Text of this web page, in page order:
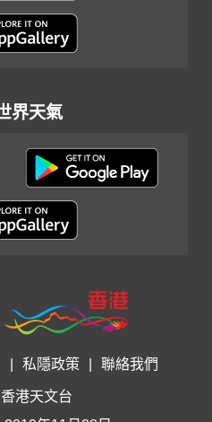
界天氣
私隱政策 聯絡我們
港天文台